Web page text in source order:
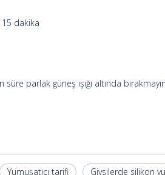
dakika
parlak güneş ışığı altında
Yumuşatıcı tarifi Giysilerde silikon